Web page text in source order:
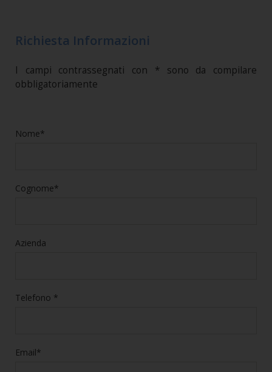
Richiesta Informazioni
I campi contrassegnati con * sono da compilare
obbligatoriamente
Nome*
Cognome*
Azienda
Telefono *
Email*